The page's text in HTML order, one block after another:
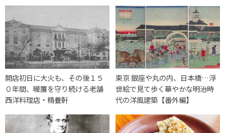
開店初日に大火も、その後１５
０年間、暖簾を守り続ける老舗
西洋料理店・精養軒
東京 銀座や丸の内、日本橋…浮
世絵で見て歩く華やかな明治時
代の洋風建築【番外編】